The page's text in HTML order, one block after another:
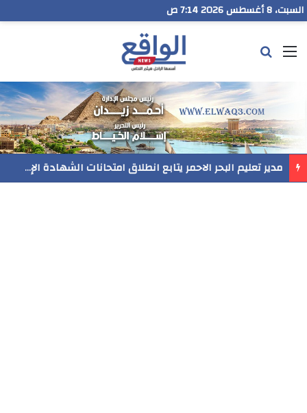
السبت، 8 أغسطس 2026 7:14 ص
القائمة
مدير تعليم البحر الاحمر يتابع انطلاق امتحانات الشهادة الإعدادية ويؤكد: الانضباط